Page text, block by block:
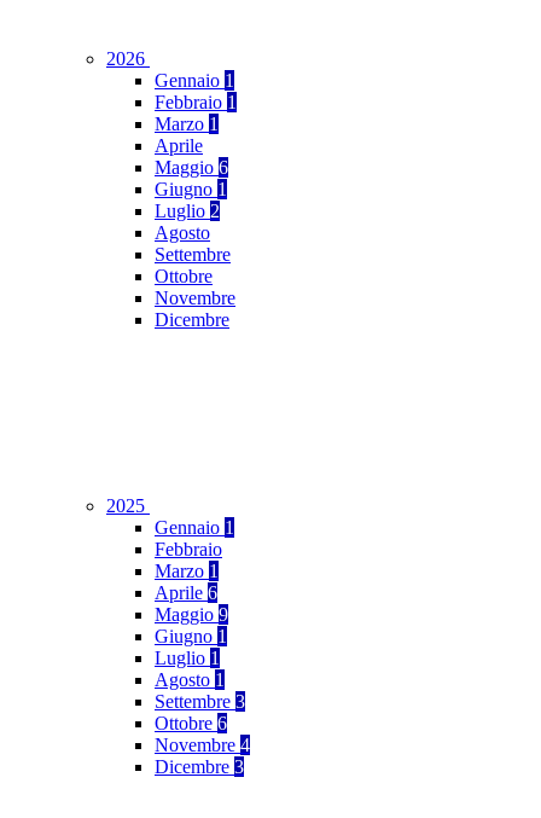
2026
Gennaio 1
Febbraio 1
Marzo 1
Aprile
Maggio 6
Giugno 1
Luglio 2
Agosto
Settembre
Ottobre
Novembre
Dicembre
2025
Gennaio 1
Febbraio
Marzo 1
Aprile 6
Maggio 9
Giugno 1
Luglio 1
Agosto 1
Settembre 3
Ottobre 6
Novembre 4
Dicembre 3